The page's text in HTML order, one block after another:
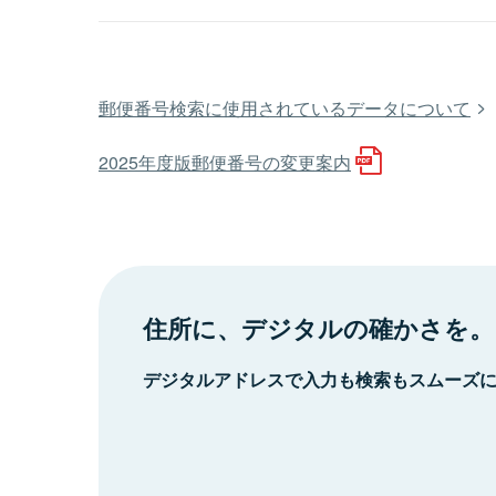
郵便番号検索に使用されているデータについて
2025年度版郵便番号の変更案内
住所に、デジタルの確かさを。
デジタルアドレスで入力も検索もスムーズ